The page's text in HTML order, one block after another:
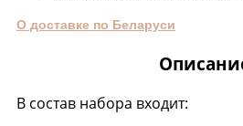
О доставке по Беларуси
В состав набора входит: